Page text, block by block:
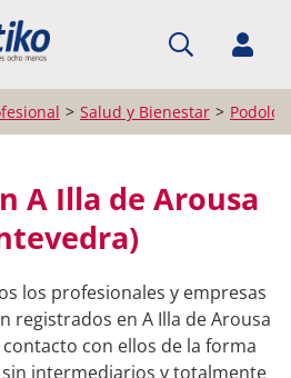
Salud y Bienestar
A Illa de Arousa
los profesionales y empresas
registrados en A Illa de Arousa
con ellos de la forma
intermediarios y totalmente